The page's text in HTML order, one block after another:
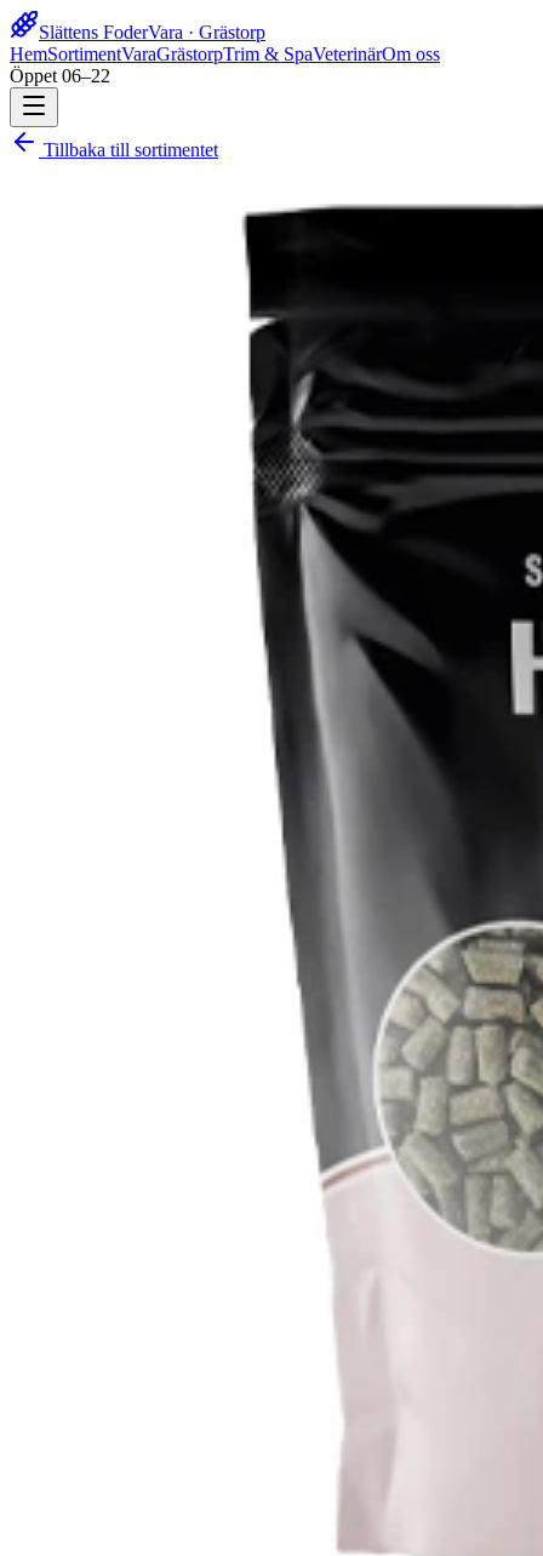
Slättens FoderVara · Grästorp
HemSortimentVaraGrästorpTrim & SpaVeterinärOm oss
Öppet 06–22
Tillbaka till sortimentet